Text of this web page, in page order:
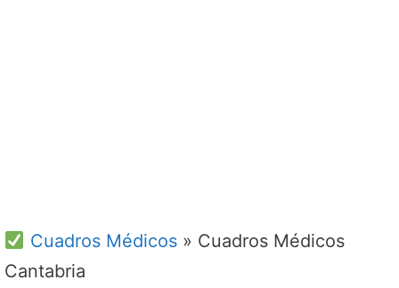
Cuadros Médicos» Cuadros Médicos
Cantabria